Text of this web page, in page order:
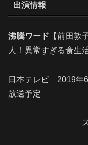
出演情報
沸騰ワード 【前田
人！異常すぎる食生
日本テレビ 2019年
放送予定